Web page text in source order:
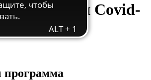
Covid-
программа